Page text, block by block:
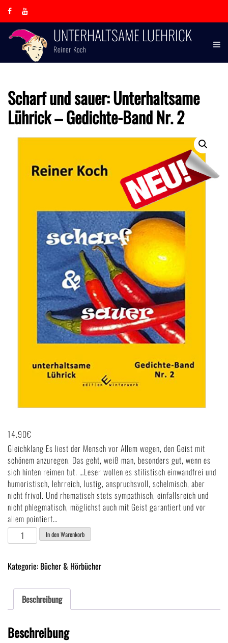
Skip
content
UNTERHALTSAME LUEHRICK
Reiner Koch
Scharf und sauer: Unterhaltsame
Lührick – Gedichte-Band Nr. 2
14.90€
Gleichklang Es liest der Mensch vor Allem wegen, den Geist mit
schönem anzuregen. Das geht, weiß man, besonders gut, wenn es
sich hinten reimen tut. …Leser wollen es stilistisch einwandfrei und
humoristisch, lehrreich, lustig, anspruchsvoll, schelmisch, aber
nicht frivol. Und rhematisch stets sympathisch, einfallsreich und
nicht phlegmatisch, möglichst auch mit Geist garantiert und vor
allem pointiert…
Scharf
und
Unterhaltsame
Gedichte-
Nr.
In den Warenkorb
Kategorie: Bücher & Hörbücher
Beschreibung
Beschreibung